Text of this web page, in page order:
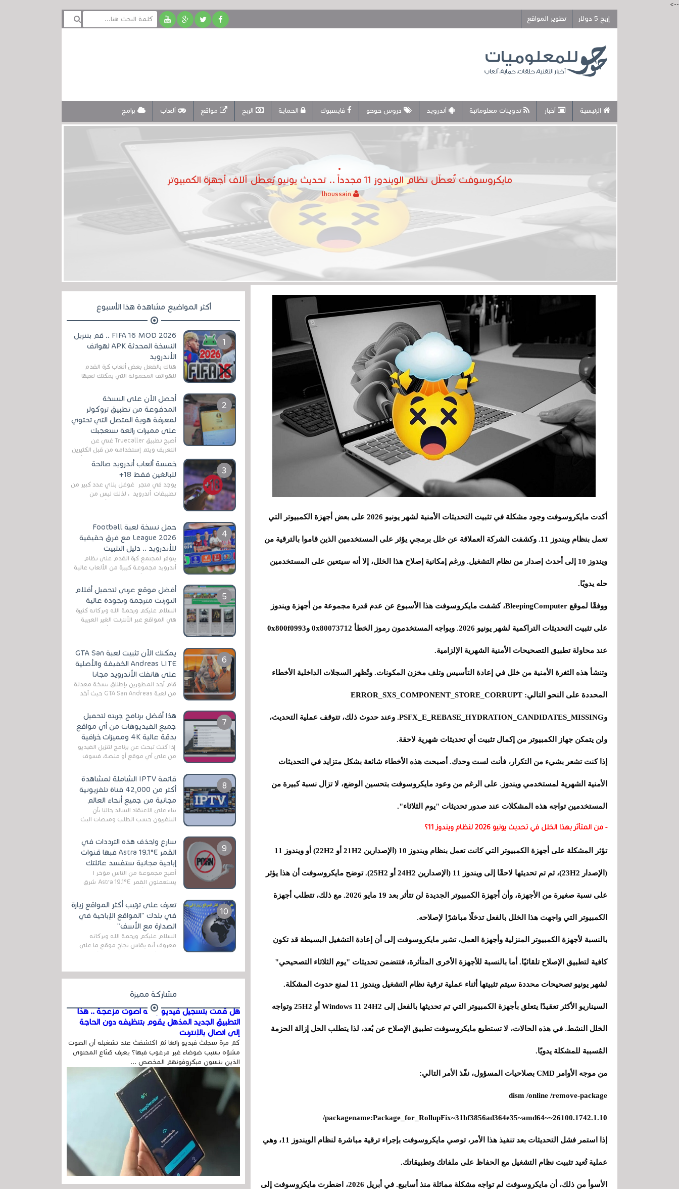
-->
إربح 5 دولار
تطوير المواقع
الرئيسية أخبار تدوينات معلوماتية أندرويد دروس حوحو فايسبوك الحماية الربح مواقع ألعاب برامج
مايكروسوفت تُعطّل نظام الويندوز 11 مجدداً .. تحديث يونيو يُعطّل آلاف أجهزة الكمبيوتر
أكدت مايكروسوفت وجود مشكلة في تثبيت التحديثات الأمنية لشهر يونيو 2026 على بعض أجهزة الكمبيوتر التي
تعمل بنظام ويندوز 11. وكشفت الشركة العملاقة عن خلل برمجي يؤثر على المستخدمين الذين قاموا بالترقية من
ويندوز 10 إلى أحدث إصدار من نظام التشغيل. ورغم إمكانية إصلاح هذا الخلل، إلا أنه سيتعين على المستخدمين
حله يدويًا.
ووفقًا لموقع BleepingComputer، كشفت مايكروسوفت هذا الأسبوع عن عدم قدرة مجموعة من أجهزة ويندوز
على تثبيت التحديثات التراكمية لشهر يونيو 2026. ويواجه المستخدمون رموز الخطأ 0x80073712 و0x800f0993
عند محاولة تطبيق التصحيحات الأمنية الشهرية الإلزامية.
وتنشأ هذه الثغرة الأمنية من خلل في إعادة التأسيس وتلف مخزن المكونات. وتُظهر السجلات الداخلية الأخطاء
المحددة على النحو التالي: ERROR_SXS_COMPONENT_STORE_CORRUPT
وPSFX_E_REBASE_HYDRATION_CANDIDATES_MISSING. وعند حدوث ذلك، تتوقف عملية التحديث،
ولن يتمكن جهاز الكمبيوتر من إكمال تثبيت أي تحديثات شهرية لاحقة.
إذا كنت تشعر بشيء من التكرار، فأنت لست وحدك. أصبحت هذه الأخطاء شائعة بشكل متزايد في التحديثات
الأمنية الشهرية لمستخدمي ويندوز. على الرغم من وعود مايكروسوفت بتحسين الوضع، لا تزال نسبة كبيرة من
المستخدمين تواجه هذه المشكلات عند صدور تحديثات "يوم الثلاثاء".
- من المتأثر بهذا الخلل في تحديث يونيو 2026 لنظام ويندوز 11؟
تؤثر المشكلة على أجهزة الكمبيوتر التي كانت تعمل بنظام ويندوز 10 (الإصدارين 21H2 أو 22H2) أو ويندوز 11
(الإصدار 23H2)، ثم تم تحديثها لاحقًا إلى ويندوز 11 (الإصدارين 24H2 أو 25H2). توضح مايكروسوفت أن هذا يؤثر
على نسبة صغيرة من الأجهزة، وأن أجهزة الكمبيوتر الجديدة لن تتأثر بعد 19 مايو 2026. مع ذلك، تتطلب أجهزة
الكمبيوتر التي واجهت هذا الخلل بالفعل تدخلًا مباشرًا لإصلاحه.
بالنسبة لأجهزة الكمبيوتر المنزلية وأجهزة العمل، تشير مايكروسوفت إلى أن إعادة التشغيل البسيطة قد تكون
كافية لتطبيق الإصلاح تلقائيًا. أما بالنسبة للأجهزة الأخرى المتأثرة، فتتضمن تحديثات "يوم الثلاثاء التصحيحي"
لشهر يونيو تصحيحات محددة سيتم تثبيتها أثناء عملية ترقية نظام التشغيل ويندوز 11 لمنع حدوث المشكلة.
السيناريو الأكثر تعقيدًا يتعلق بأجهزة الكمبيوتر التي تم تحديثها بالفعل إلى Windows 11 24H2 أو 25H2 وتواجه
الخلل النشط. في هذه الحالات، لا تستطيع مايكروسوفت تطبيق الإصلاح عن بُعد، لذا يتطلب الحل إزالة الحزمة
المُسببة للمشكلة يدويًا.
من موجه الأوامر CMD بصلاحيات المسؤول، نفّذ الأمر التالي:
dism /online /remove-package
/packagename:Package_for_RollupFix~31bf3856ad364e35~amd64~~26100.1742.1.10
إذا استمر فشل التحديثات بعد تنفيذ هذا الأمر، توصي مايكروسوفت بإجراء ترقية مباشرة لنظام الويندوز 11، وهي
عملية تُعيد تثبيت نظام التشغيل مع الحفاظ على ملفاتك وتطبيقاتك.
الأسوأ من ذلك، أن مايكروسوفت لم تواجه مشكلة مماثلة منذ أسابيع. في أبريل 2026، اضطرت مايكروسوفت إلى
أكثر المواضيع مشاهدة هذا الأسبوع
FIFA 16 MOD 2026 .. قم بتنزيل
النسخة المحدثة APK لهواتف
الأندرويد
هناك بالفعل بعض ألعاب كرة القدم
للهواتف المحمولة التي يمكنك لعبها
مثل EA Sports ...
أحصل الآن على النسخة
المدفوعة من تطبيق تروكولر
لمعرفة هوية المتصل التي تحتوي
على مميزات رائعة ستعجبك
أصبح تطبيق Truecaller غني عن
التعريف ويتم إستخدامه من قبل الكثيرين
رغم المخاطر المتعلقه به وذلك من أجل
التخلص من المضايقات الكثيرة في
العال...
خمسة ألعاب أندرويد صالحة
للبالغين فقط 18+
يوجد في متجر غوغل بلاي عدد كبير من
تطبيقات أندرويد ، لذلك ليس من
حمل نسخة لعبة Football
League 2026 مع فرق حقيقية
للأندرويد .. دليل التثبيت
يتوفر لمجتمع كرة القدم على نظام
أندرويد مجموعة كبيرة من الألعاب عالية
Sports FC 26 (المعروفة سابقًا باسم ...
أفضل موقع عربي لتحميل أفلام
التورنت مترجمة وبجودة عالية
السلام عليكم ورحمة الله وبركاته كثيرة
هي المواقع عبر الأنترنت الغير العربية
يمكنك الآن تثبيت لعبة GTA San
Andreas LITE الخفيفة والأصلية
على هاتفك الأندرويد مجانا
قام أحد المطورين بإطلاق نسخة معدلة
من لعبة GTA San Andreas حيث أخد
وق...
هذا أفضل برنامج جربته لتحميل
جميع الفيديوهات من أي مواقع
بدقة عالية 4K ومميزات خرافية
إذا كنت تبحث عن برنامج لتنزيل الفيديو
من على أي موقع أو منصة، فسوف
الخاصة بالبرامج والتطبيقات في هذا
المج...
قائمة IPTV الشاملة لمشاهدة
أكثر من 42,000 قناة تلفزيونية
مجانية من جميع أنحاء العالم
بناءً على الاعتقاد السائد حاليًا بأن
التلفزيون حسب الطلب ومنصات البث
سارع واحذف هذه الترددات في
القمر Astra 19.1°E فبها قنوات
إباحية مجانية ستفسد عائلتك
أصبح مجموعة من الناس مؤخر ا
يستعملون القمر Astra 19.1°E شرق
قنوات مميزة جدا تنقل العديد من البرامج
اله...
تعرف على ترتيب أكثر المواقع زيارة
في بلدك "المواقع الإباحية في
الصدارة مع الأسف"
السلام عليكم ورحمة الله وبركاته
معروف أنه يقاس نجاح موقع ما على
في...
مشاركة مميزة
هل قمت بتسجيل فيديو وفيه أصوت مزعجة .. هذا
التطبيق الجديد المذهل يقوم بتنظيفه دون الحاجة
إلى اتصال بالإنترنت
كم مرة سجلتَ فيديو رائعًا ثم اكتشفتَ عند تشغيله أن الصوت
مشوّه بسبب ضوضاء غير مرغوب فيها؟ يعرف صُنّاع المحتوى
الذين ينسون ميكروفونهم المخصص ...